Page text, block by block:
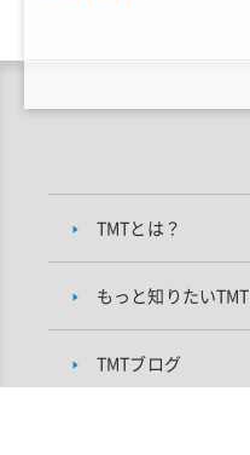
TMTとは？
もっと知りたいTMT
TMTブログ